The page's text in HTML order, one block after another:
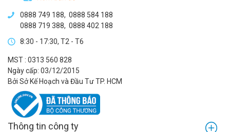
0888 749 188, 0888 584 188
0888 719 388, 0888 402 188
8:30 - 17:30, T2 - T6
MST : 0313 560 828
Ngày cấp: 03/12/2015
Bởi Sở Kế Hoạch và Đầu Tư TP. HCM
Thông tin công ty